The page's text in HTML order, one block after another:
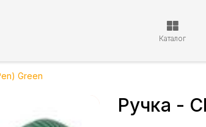
Каталог
Green
Ручка -